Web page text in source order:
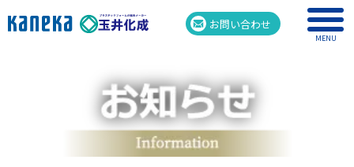
お問い合わせ
MENU